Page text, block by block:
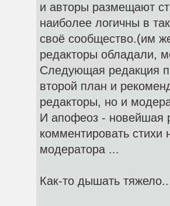
и авторы размещают
наиболее логичны в
своё сообщество.(им
редакторы обладали,
Следующая редакция
второй план и
редакторы, но и
И апофеоз - новейшая
комментировать
модератора ...
Как-то дышать